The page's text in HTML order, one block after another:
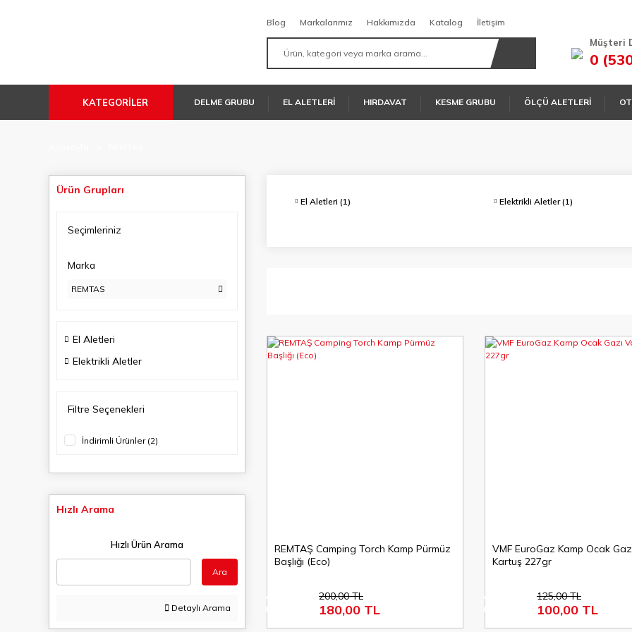
Blog Markalarımız Hakkımızda Katalog İletişim
Müşteri
0
KATEGORİLER DELME GRUBU EL ALETLERİ HIRDAVAT KESME GRUBU ÖLÇÜ ALETLERİ
Ürün Grupları
Seçimleriniz
Marka
REMTAS
El Aletleri
Elektrikli Aletler
Filtre Seçenekleri
İndirimli Ürünler (2)
Hızlı Arama
Hızlı Ürün Arama
Ara
Detaylı Arama
El Aletleri (1) Elektrikli Aletler(1)
REMTAŞ Camping Torch Kamp Pürmüz
Başlığı (Eco)
%10
indirim
200,00 TL
180,00 TL
VMF EuroGaz Kamp Ocak
Kartuş 227gr
%20
indirim
125,00 TL
100,00 TL